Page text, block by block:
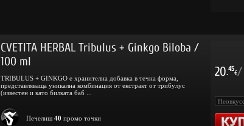
CVETITA HERBAL Tribulus + Ginkgo Biloba /
100 ml
TRIBULUS + GINKGO е хранителна добавка в течна форма,
представляваща уникална комбинация от екстракт от трибулус
(известен и като билката баб ...
Печелиш 40 промо точки
20.45
€/